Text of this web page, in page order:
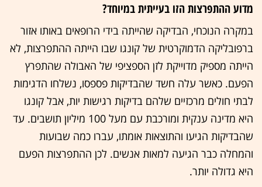
מדוע ההתפרצות הזו בעייתית במיוחד?
במקרה הנוכחי, הבדיקה שהייתה בידי הרופאים באותו אזור
ברפובליקה הדמוקרטית של קונגו שבו הייתה ההתפרצות, לא
הייתה מספיק מדוייקת לזן הספציפי של האבולה שהתפרץ
הפעם. כאשר עלה חשד שהבדיקות פספסו, נשלחו הדגימות
לבתי חולים מרכזיים שלהם בדיקות רגישות יות, אבל קונגו
היא מדינה ענקית ומורכבת עם מעל 100 מיליון תושבים. עד
שהבדיקות הגיעו והתוצאות אומתו, עברו כמה שבועות
והמחלה כבר הגיעה למאות אנשים. לכן ההתפרצות הפעם
היא גדולה יותר.